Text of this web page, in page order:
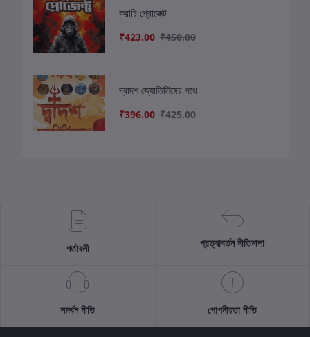
করাচি প্রোজেক্ট
₹423.00 ₹450.00
দ্বাদশ জ্যোতির্লিঙ্গের পথে
₹396.00 ₹425.00
শর্তাবলী প্রত্যাবর্তন নীতিমালা
সমর্থন নীতি গোপনীয়তা নীতি